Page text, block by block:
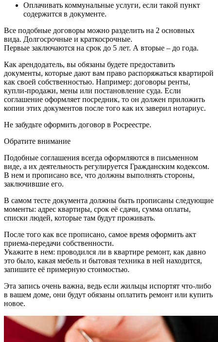
Оплачивать коммунальные услуги, если такой пункт
содержится в документе.
Все подобные договоры можно разделить на 2 основных
вида. Долгосрочные и краткосрочные.
Первые заключаются на срок до 5 лет. А вторые – до года.
Как арендодатель, вы обязаны будете предоставить
документы, которые дают вам право распоряжаться квартирой
как своей собственностью. Например: договоры ренты,
купли-продажи, мены или постановление суда. Если
соглашение оформляет посредник, то он должен приложить
копии этих документов после того как их заверил нотариус.
Не забудьте оформить договор в Росреестре.
Обратите внимание
Подобные соглашения всегда оформляются в письменном
виде, а их деятельность регулируется Гражданским кодексом.
В нем и прописано все, что должны выполнять стороны,
заключившие его.
В самом тесте документа должны быть прописаны следующие
моменты: адрес квартиры, срок её сдачи, сумма оплаты,
списки людей, которые там будут проживать.
После того как все прописано, самое время оформить акт
приема-передачи собственности.
Укажите в нем: проводился ли в квартире ремонт, как давно
это было, какая мебель и бытовая техника в ней находится,
запишите её примерную стоимостью.
Эта запись очень важна, ведь если жильцы испортят что-либо
в вашем доме, они будут обязаны оплатить ремонт или купить
новое.